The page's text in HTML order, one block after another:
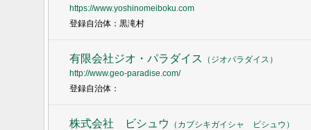
https://www.yoshinomeiboku.com
登録自治体：黒滝村
有限会社ジオ・パラダイス （ ジオパラダイス ）
http://www.geo-paradise.com/
登録自治体：
株式会社 ビシュウ （ カブシキガイシャ ビシュウ ）